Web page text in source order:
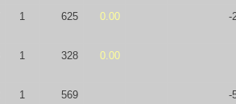
1 625 0.00 -
1 328 0.00
1 569 -